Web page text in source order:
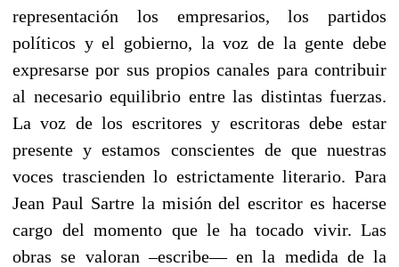
representación los empresarios, los partidos
políticos y el gobierno, la voz de la gente debe
expresarse por sus propios canales para contribuir
al necesario equilibrio entre las distintas fuerzas.
La voz de los escritores y escritoras debe estar
presente y estamos conscientes de que nuestras
voces trascienden lo estrictamente literario. Para
Jean Paul Sartre la misión del escritor es hacerse
cargo del momento que le ha tocado vivir. Las
obras se valoran –escribe— en la medida de la